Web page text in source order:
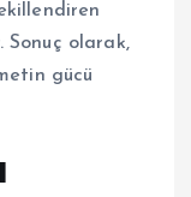
Sonuç olarak,
gücü